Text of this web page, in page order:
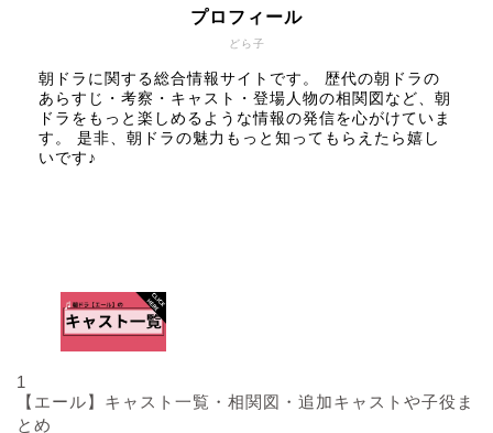
どら子
プロフィール
朝ドラに関する総合情報サイトです。 歴代の朝ドラの
あらすじ・考察・キャスト・登場人物の相関図など、朝
ドラをもっと楽しめるような情報の発信を心がけていま
す。 是非、朝ドラの魅力もっと知ってもらえたら嬉し
いです♪
1
【エール】キャスト一覧・相関図・追加キャストや子役ま
とめ